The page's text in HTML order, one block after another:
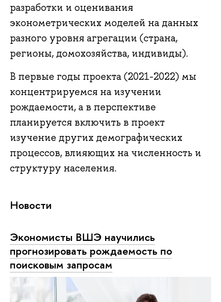
разработки и оценивания
эконометрических моделей на данных
разного уровня агрегации (страна,
регионы, домохозяйства, индивиды).
В первые годы проекта (2021-2022) мы
концентрируемся на изучении
рождаемости, а в перспективе
планируется включить в проект
изучение других демографических
процессов, влияющих на численность и
структуру населения.
Новости
Экономисты ВШЭ научились
прогнозировать рождаемость по
поисковым запросам